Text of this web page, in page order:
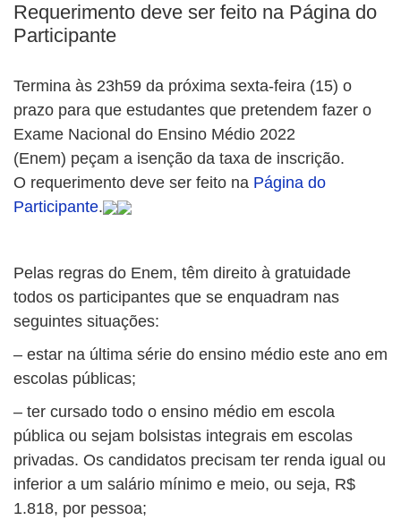
Requerimento deve ser feito na Página do
Participante
Termina às 23h59 da próxima sexta-feira (15) o
prazo para que estudantes que pretendem fazer o
Exame Nacional do Ensino Médio 2022
(Enem) peçam a isenção da taxa de inscrição.
O requerimento deve ser feito na Página do
Participante.
Pelas regras do Enem, têm direito à gratuidade
todos os participantes que se enquadram nas
seguintes situações:
– estar na última série do ensino médio este ano em
escolas públicas;
– ter cursado todo o ensino médio em escola
pública ou sejam bolsistas integrais em escolas
privadas. Os candidatos precisam ter renda igual ou
inferior a um salário mínimo e meio, ou seja, R$
1.818, por pessoa;